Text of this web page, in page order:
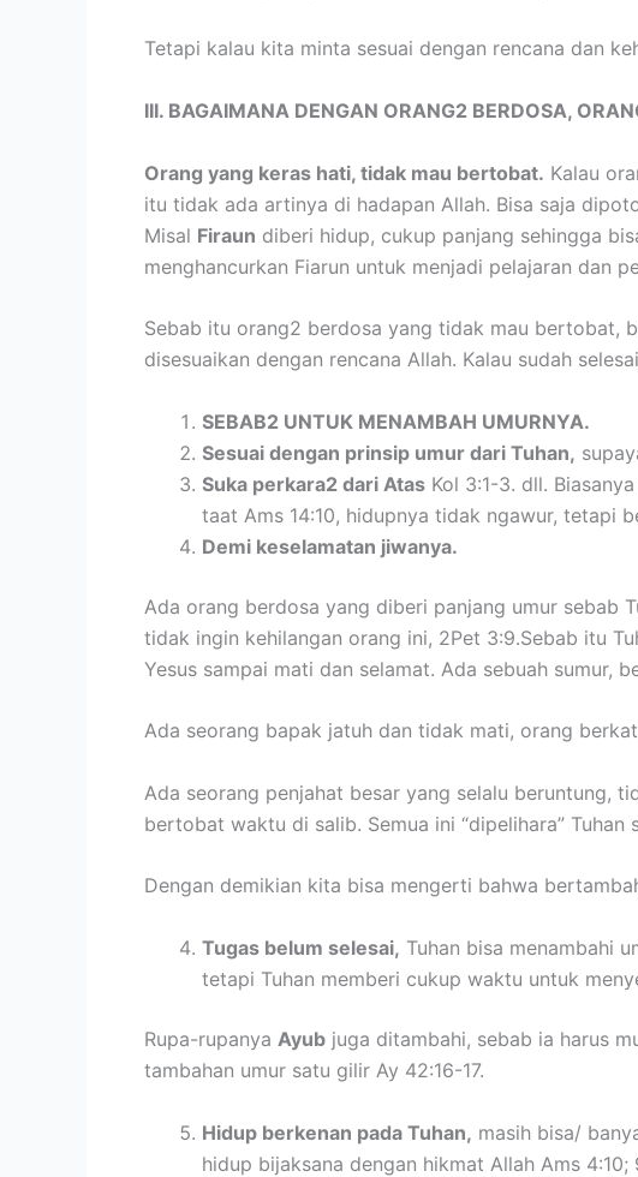
Tetapi kalau kita minta sesuai dengan rencana dan
III. BAGAIMANA DENGAN ORANG2 BERDOSA,
Orang yang keras hati, tidak mau bertobat. Kalau
itu tidak ada artinya di hadapan Allah. Bisa saja
Misal Firaun diberi hidup, cukup panjang sehingga
menghancurkan Fiarun untuk menjadi pelajaran dan
Sebab itu orang2 berdosa yang tidak mau bertobat,
disesuaikan dengan rencana Allah. Kalau sudah
SEBAB2 UNTUK MENAMBAH UMURNYA.
Sesuai dengan prinsip umur dari Tuhan,
Suka perkara2 dari Atas Kol 3:1-3. dll.
taat Ams 14:10, hidupnya tidak ngawur, tetapi
Demi keselamatan jiwanya.
Ada orang berdosa yang diberi panjang umur sebab
tidak ingin kehilangan orang ini, 2Pet 3:9.Sebab itu
Yesus sampai mati dan selamat. Ada sebuah sumur,
Ada seorang bapak jatuh dan tidak mati, orang
Ada seorang penjahat besar yang selalu beruntung,
bertobat waktu di salib. Semua ini “dipelihara”
Dengan demikian kita bisa mengerti bahwa
Tugas belum selesai, Tuhan bisa menambahi
tetapi Tuhan memberi cukup waktu untuk
Rupa-rupanya Ayub juga ditambahi, sebab ia harus
tambahan umur satu gilir Ay 42:16-17.
Hidup berkenan pada Tuhan, masih bisa/
hidup bijaksana dengan hikmat Allah Ams 4:10;